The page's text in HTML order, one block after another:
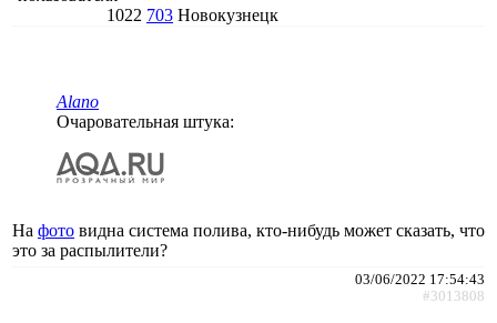
1022 703 Новокузнецк
Alano
Очаровательная штука:
На фото видна система полива, кто-нибудь может сказать, что
это за распылители?
03/06/2022 17:54:43
#3013808